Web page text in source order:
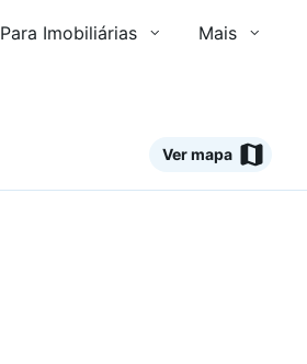
Para Imobiliárias Mais
Ver mapa